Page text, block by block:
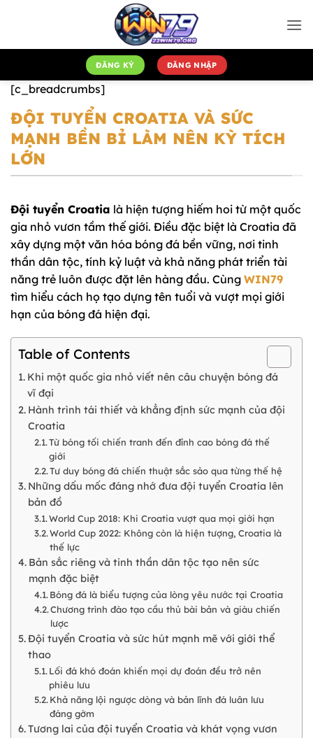
ĐĂNG KÝ ĐĂNG NHẬP
[c_breadcrumbs]
ĐỘI TUYỂN CROATIA VÀ SỨC
MẠNH BỀN BỈ LÀM NÊN KỲ TÍCH
LỚN
Đội tuyển Croatia là hiện tượng hiếm hoi từ một quốc
gia nhỏ vươn tầm thế giới. Điều đặc biệt là Croatia đã
xây dựng một văn hóa bóng đá bền vững, nơi tinh
thần dân tộc, tính kỷ luật và khả năng phát triển tài
năng trẻ luôn được đặt lên hàng đầu. Cùng WIN79
tìm hiểu cách họ tạo dựng tên tuổi và vượt mọi giới
hạn của bóng đá hiện đại.
Table of Contents
Khi một quốc gia nhỏ viết nên câu chuyện bóng đá
vĩ đại
Hành trình tái thiết và khẳng định sức mạnh của đội
Croatia
Từ bóng tối chiến tranh đến đỉnh cao bóng đá thế
giới
Tư duy bóng đá chiến thuật sắc sảo qua từng thế hệ
Những dấu mốc đáng nhớ đưa đội tuyển Croatia lên
bản đồ
World Cup 2018: Khi Croatia vượt qua mọi giới hạn
World Cup 2022: Không còn là hiện tượng, Croatia là
thế lực
Bản sắc riêng và tinh thần dân tộc tạo nên sức
mạnh đặc biệt
Bóng đá là biểu tượng của lòng yêu nước tại Croatia
Chương trình đào tạo cầu thủ bài bản và giàu chiến
lược
Đội tuyển Croatia và sức hút mạnh mẽ với giới thể
thao
Lối đá khó đoán khiến mọi dự đoán đều trở nên
phiêu lưu
Khả năng lội ngược dòng và bản lĩnh đá luân lưu
đáng gờm
Tương lai của đội tuyển Croatia và khát vọng vươn